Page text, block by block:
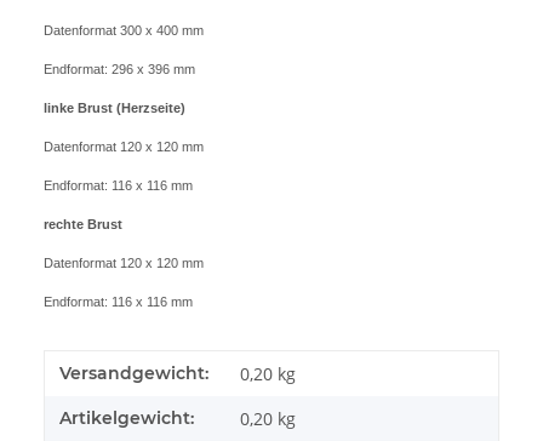
Datenformat 300 x 400 mm
Endformat: 296 x 396 mm
linke Brust (Herzseite)
Datenformat 120 x 120 mm
Endformat: 116 x 116 mm
rechte Brust
Datenformat 120 x 120 mm
Endformat: 116 x 116 mm
Versandgewicht: 0,20 kg
Artikelgewicht: 0,20 kg